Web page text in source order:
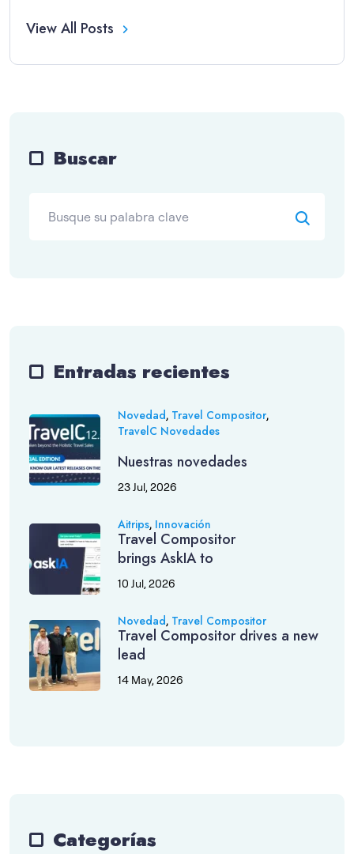
View All Posts
Buscar
Entradas recientes
Novedad, Travel Compositor,
TravelC Novedades
Nuestras novedades
23 Jul, 2026
Aitrips, Innovación
Travel Compositor
brings AskIA to
10 Jul, 2026
Novedad, Travel Compositor
Travel Compositor drives a new
lead
14 May, 2026
Categorías